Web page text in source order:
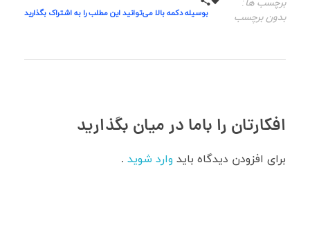
برچسب ها:
بدون برچسب
بوسیله دکمه بالا می‌توانید این مطلب را به اشتراک بگذارید
افکارتان را باما در میان بگذارید
برای افزودن دیدگاه باید وارد شوید .